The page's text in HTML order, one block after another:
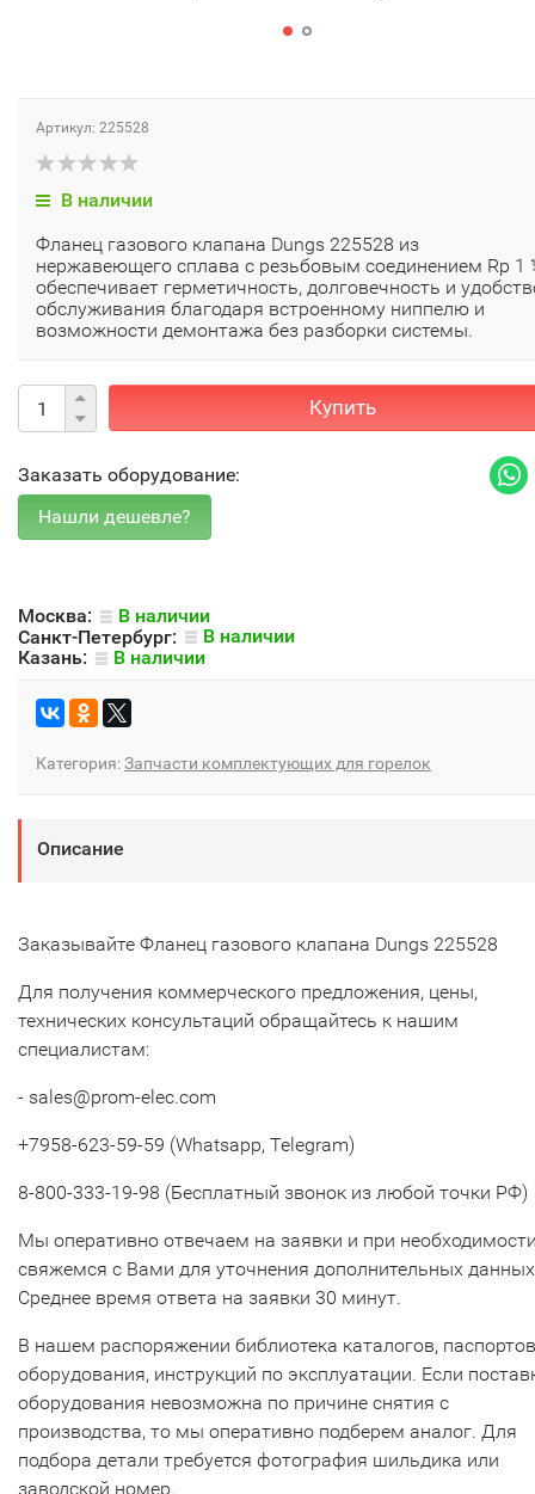
Артикул: 225528
В наличии
Фланец газового клапана Dungs 225528 из
нержавеющего сплава с резьбовым соединением Rp 1
обеспечивает герметичность, долговечность и
обслуживания благодаря встроенному ниппелю и
возможности демонтажа без разборки системы.
Купить
Заказать оборудование:
Москва:
В наличии
Санкт-Петербург:
В наличии
Казань:
В наличии
Категория:Запчасти комплектующих для горелок
Описание
Заказывайте Фланец газового клапана Dungs 225528
Для получения коммерческого предложения, цены,
технических консультаций обращайтесь к нашим
специалистам:
- sales@prom-elec.com
+7958-623-59-59 (Whatsapp, Telegram)
8-800-333-19-98 (Бесплатный звонок из любой точки РФ)
Мы оперативно отвечаем на заявки и при
свяжемся с Вами для уточнения дополнительных
Среднее время ответа на заявки 30 минут.
В нашем распоряжении библиотека каталогов, паспортов
оборудования, инструкций по эксплуатации. Если
оборудования невозможна по причине снятия с
производства, то мы оперативно подберем аналог. Для
подбора детали требуется фотография шильдика или
заводской номер.